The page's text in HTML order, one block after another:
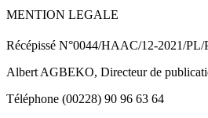
MENTION LEGALE
Récépissé N°0044/HAAC/12-2021/PL/
Albert AGBEKO, Directeur de
Téléphone (00228) 90 96 63 64